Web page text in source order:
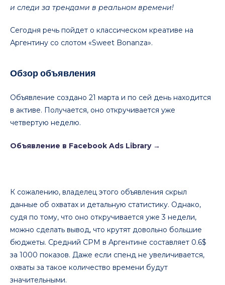
и следи за трендами в реальном времени!
Сегодня речь пойдет о классическом креативе на
Аргентину со слотом «Sweet Bonanza».
Обзор объявления
Объявление создано 21 марта и по сей день находится
в активе. Получается, оно откручивается уже
четвертую неделю.
Объявление в Facebook Ads Library →
К сожалению, владелец этого объявления скрыл
данные об охватах и детальную статистику. Однако,
судя по тому, что оно откручивается уже 3 недели,
можно сделать вывод, что крутят довольно большие
бюджеты. Средний CPM в Аргентине составляет 0.6$
за 1000 показов. Даже если спенд не увеличивается,
охваты за такое количество времени будут
значительными.